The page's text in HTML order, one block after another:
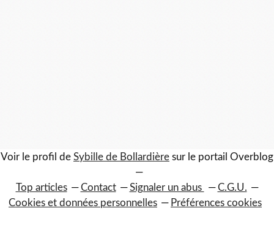
Voir le profil de Sybille de Bollardière sur le portail Overblog
Top articles Contact Signaler un abus
C.G.U.
Cookies et données personnelles
Préférences cookies